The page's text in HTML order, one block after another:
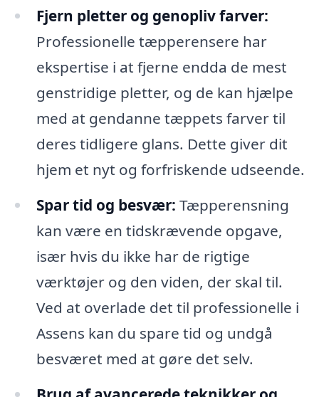
Fjern pletter og genopliv farver:
Professionelle tæpperensere har
ekspertise i at fjerne endda de mest
genstridige pletter, og de kan hjælpe
med at gendanne tæppets farver til
deres tidligere glans. Dette giver dit
hjem et nyt og forfriskende udseende.
Spar tid og besvær: Tæpperensning
kan være en tidskrævende opgave,
især hvis du ikke har de rigtige
værktøjer og den viden, der skal til.
Ved at overlade det til professionelle i
Assens kan du spare tid og undgå
besværet med at gøre det selv.